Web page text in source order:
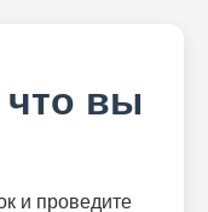
что вы
и проведите